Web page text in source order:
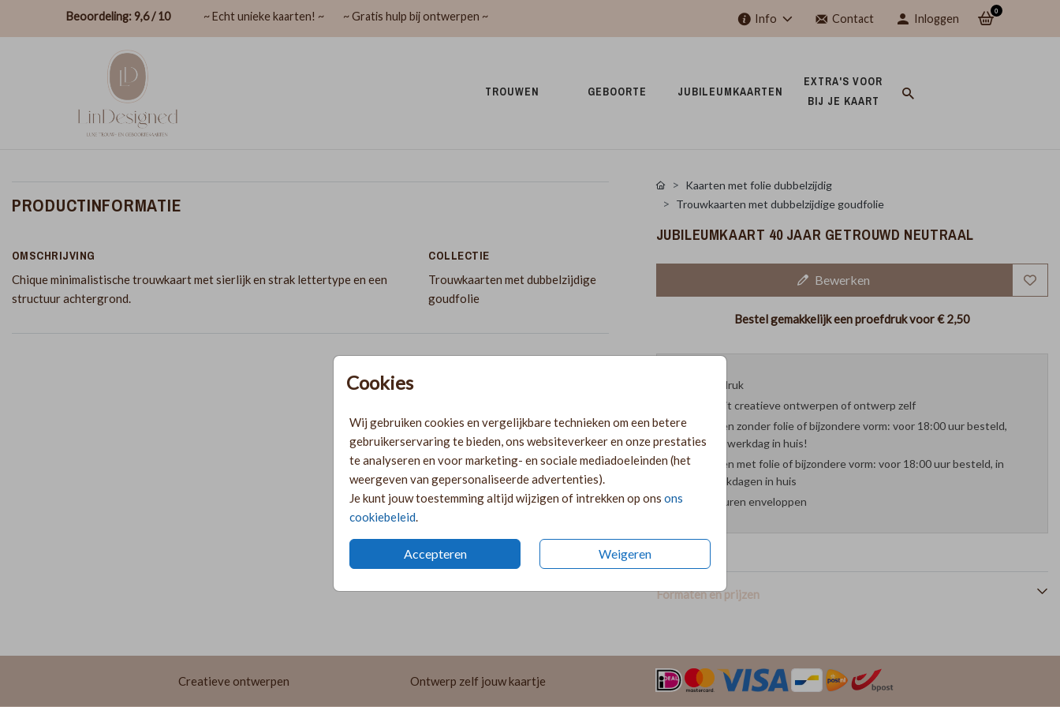
Beoordeling: 9,6 / 10 ~ Echt unieke kaarten! ~ ~ Gratis hulp bij ontwerpen ~ Info Contact Inloggen
0
TROUWEN GEBOORTE JUBILEUMKAARTEN
EXTRA'S VOOR
BIJ JE KAART
Cookies
Wij gebruiken cookies en vergelijkbare technieken om een betere
gebruikerservaring te bieden, ons websiteverkeer en onze prestaties
te analyseren en voor marketing- en sociale mediadoeleinden (het
weergeven van gepersonaliseerde advertenties).
Je kunt jouw toestemming altijd wijzigen of intrekken op ons ons
cookiebeleid
Accepteren Weigeren
PRODUCTINFORMATIE
OMSCHRIJVING
Chique minimalistische trouwkaart met sierlijk en strak lettertype en een
structuur achtergrond.
COLLECTIE
Trouwkaarten met dubbelzijdige
goudfolie
Kaarten met folie dubbelzijdig
Trouwkaarten met dubbelzijdige goudfolie
JUBILEUMKAART 40 JAAR GETROUWD NEUTRAAL
Bewerken
Bestel gemakkelijk een proefdruk voor€ 2,50
Proefdruk
Kies uit creatieve ontwerpen of ontwerp zelf
Kaarten zonder folie of bijzondere vorm: voor 18:00 uur besteld,
volgende werkdag in huis!
Kaarten met folie of bijzondere vorm: voor 18:00 uur besteld, in
twee werkdagen in huis
29 kleuren enveloppen
Formaten en prijzen
Creatieve ontwerpen Ontwerp zelf jouw kaartje